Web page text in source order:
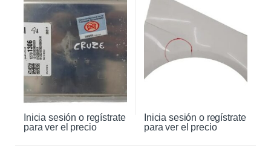
Inicia sesión o regístrate
para ver el precio
Inicia sesión o regístrate
para ver el precio